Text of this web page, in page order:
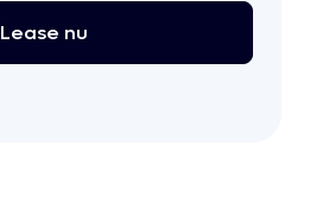
Lease nu